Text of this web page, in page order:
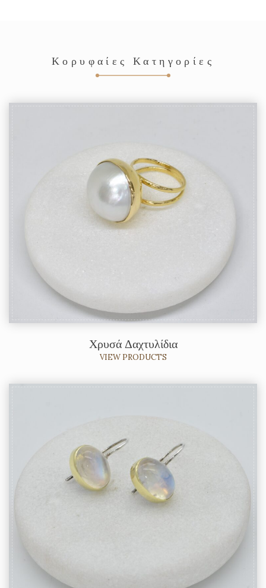
Κορυφαίες Κατηγορίες
Χρυσά Δαχτυλίδια
VIEW PRODUCTS